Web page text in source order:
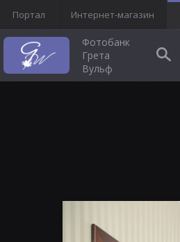
Портал Интернет-магазин
Фотобанк
Грета
Вульф